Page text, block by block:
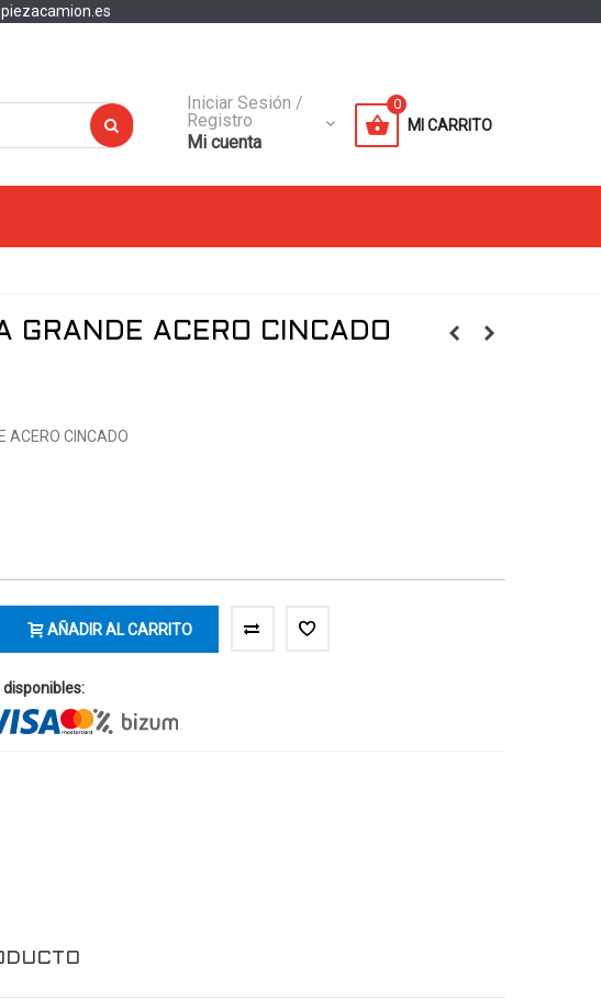
Iniciar Sesión /
Registro
Mi cuenta
0
MI CARRITO
GRANDE ACERO CINCADO
ACERO CINCADO
AÑADIR AL CARRITO